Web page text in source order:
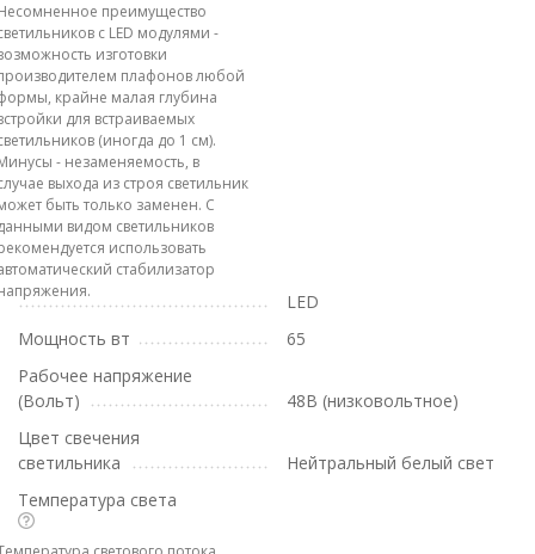
преимущество
с LED модулями -
изготовки
плафонов любой
крайне малая глубина
для встраиваемых
(иногда до 1 см).
- незаменяемость, в
выхода из строя светильник
быть только заменен. С
видом светильников
использовать
стабилизатор
LED
Мощность вт
65
Рабочее напряжение
(Вольт)
48В (низковольтное)
Цвет свечения
светильника
Нейтральный белый свет
Температура света